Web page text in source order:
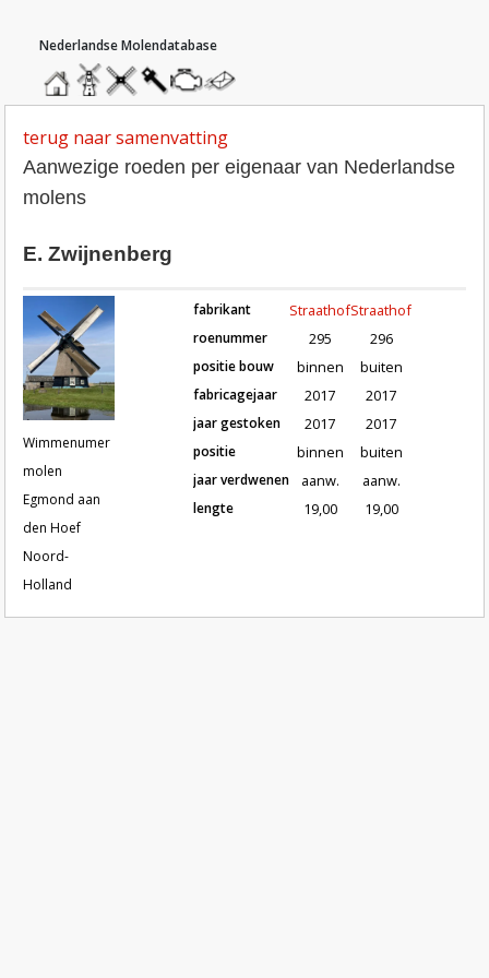
homemolendatabase
roedendatabase
assendatabase
motorendatabase
stuur
een
terug naar samenvatting
Aanwezige roeden per eigenaar van Nederlandse
molens
E. Zwijnenberg
Wimmenumer
molen
Egmond aan
den Hoef
Noord-
Holland
Roeden van molen Wimmenumer
fabrikant
roenummer
positie bouw
fabricagejaar
jaar gestoken
positie
jaar verdwenen
lengte
Straathof
295
binnen
2017
2017
binnen
aanw.
19,00
Straathof
296
buiten
2017
2017
buiten
aanw.
19,00